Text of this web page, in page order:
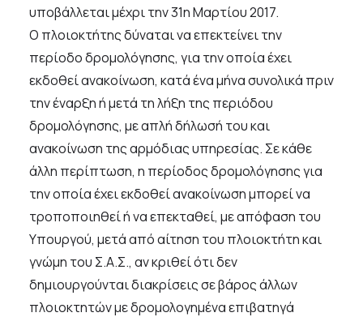
υποβάλλεται μέχρι την 31η Μαρτίου 2017.
Ο πλοιοκτήτης δύναται να επεκτείνει την
περίοδο δρομολόγησης, για την οποία έχει
εκδοθεί ανακοίνωση, κατά ένα μήνα συνολικά πριν
την έναρξη ή μετά τη λήξη της περιόδου
δρομολόγησης, με απλή δήλωσή του και
ανακοίνωση της αρμόδιας υπηρεσίας. Σε κάθε
άλλη περίπτωση, η περίοδος δρομολόγησης για
την οποία έχει εκδοθεί ανακοίνωση μπορεί να
τροποποιηθεί ή να επεκταθεί, με απόφαση του
Υπουργού, μετά από αίτηση του πλοιοκτήτη και
γνώμη του Σ.Α.Σ., αν κριθεί ότι δεν
δημιουργούνται διακρίσεις σε βάρος άλλων
πλοιοκτητών με δρομολογημένα επιβατηγά